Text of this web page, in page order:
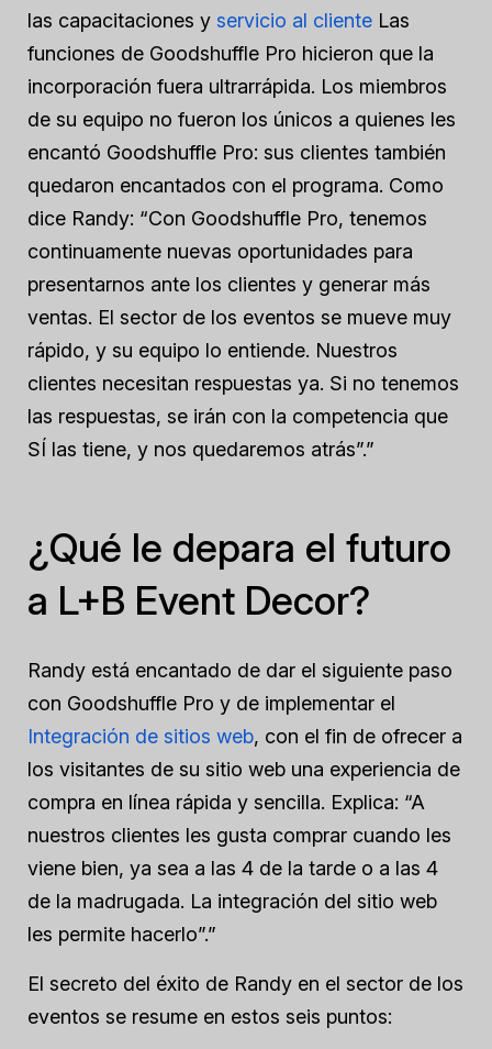
las capacitaciones y servicio al cliente Las
funciones de Goodshuffle Pro hicieron que la
incorporación fuera ultrarrápida. Los miembros
de su equipo no fueron los únicos a quienes les
encantó Goodshuffle Pro: sus clientes también
quedaron encantados con el programa. Como
dice Randy: “Con Goodshuffle Pro, tenemos
continuamente nuevas oportunidades para
presentarnos ante los clientes y generar más
ventas. El sector de los eventos se mueve muy
rápido, y su equipo lo entiende. Nuestros
clientes necesitan respuestas ya. Si no tenemos
las respuestas, se irán con la competencia que
SÍ las tiene, y nos quedaremos atrás”.”
¿Qué le depara el futuro
a L+B Event Decor?
Randy está encantado de dar el siguiente paso
con Goodshuffle Pro y de implementar el
Integración de sitios web, con el fin de ofrecer a
los visitantes de su sitio web una experiencia de
compra en línea rápida y sencilla. Explica: “A
nuestros clientes les gusta comprar cuando les
viene bien, ya sea a las 4 de la tarde o a las 4
de la madrugada. La integración del sitio web
les permite hacerlo”.”
El secreto del éxito de Randy en el sector de los
eventos se resume en estos seis puntos: